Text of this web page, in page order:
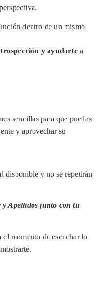
dentro de un mismo
y ayudarte a
sencillas para que puedas
y aprovechar su
disponible y no se repetirán
y Apellidos junto con tu
el momento de escuchar lo